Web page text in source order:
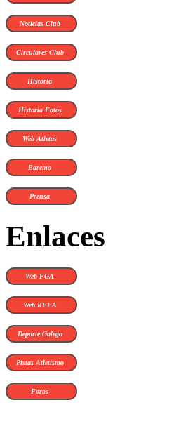
Noticias Club
Circulares Club
Historia
Historia Fotos
Web Atletas
Baremo
Prensa
Enlaces
Web FGA
Web RFEA
Deporte Galego
Pistas Atletismo
Foros